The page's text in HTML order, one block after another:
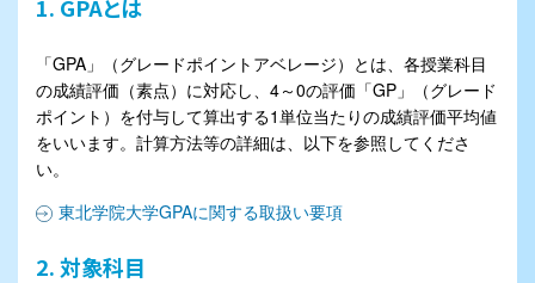
1. GPAとは
「GPA」（グレードポイントアベレージ）とは、各授業科目
の成績評価（素点）に対応し、4～0の評価「GP」（グレード
ポイント）を付与して算出する1単位当たりの成績評価平均値
をいいます。計算方法等の詳細は、以下を参照してくださ
い。
東北学院大学GPAに関する取扱い要項
2. 対象科目